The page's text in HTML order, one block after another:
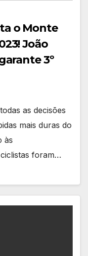
o Monte
João
3º
as decisões
mais duras do
às
foram…